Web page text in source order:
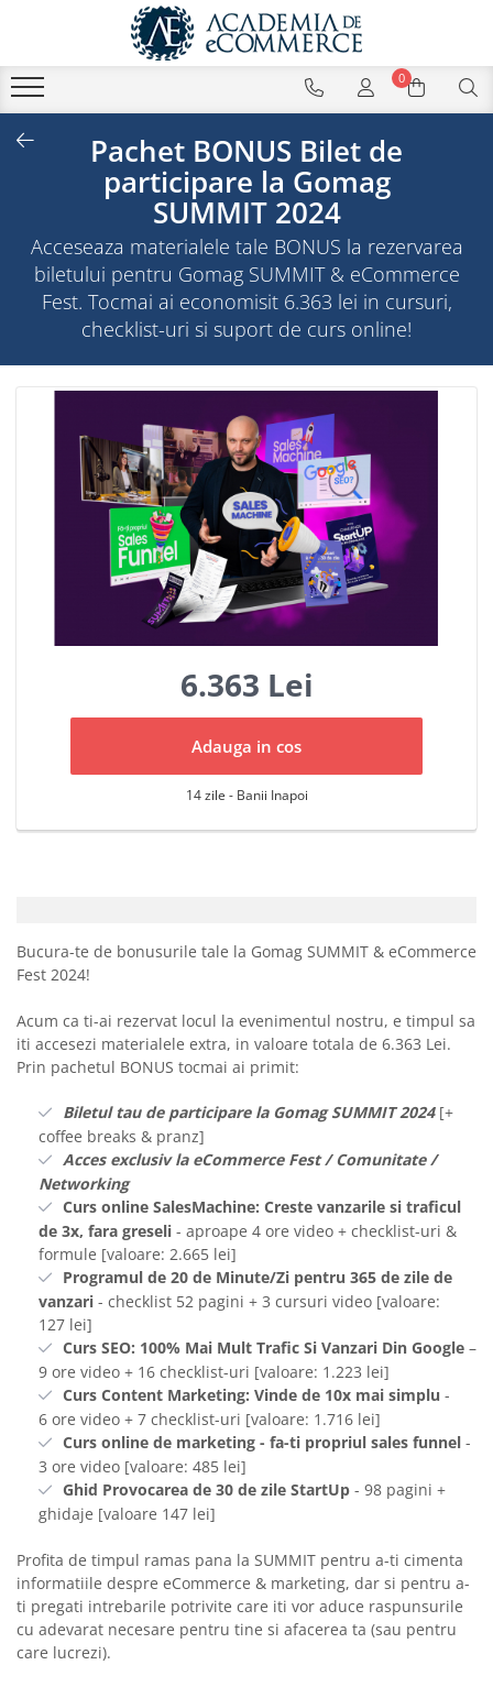
0
Pachet BONUS Bilet de
participare la Gomag
SUMMIT 2024
Acceseaza materialele tale BONUS la rezervarea
biletului pentru Gomag SUMMIT & eCommerce
Fest. Tocmai ai economisit 6.363 lei in cursuri,
checklist-uri si suport de curs online!
6.363 Lei
Adauga in cos
14 zile - Banii Inapoi
Bucura-te de bonusurile tale la Gomag SUMMIT & eCommerce
Fest 2024!
Acum ca ti-ai rezervat locul la evenimentul nostru, e timpul sa
iti accesezi materialele extra, in valoare totala de 6.363 Lei.
Prin pachetul BONUS tocmai ai primit:
Biletul tau de participare la Gomag SUMMIT 2024[+
coffee breaks & pranz]
Acces exclusiv la eCommerce Fest / Comunitate /
Networking
Curs online SalesMachine: Creste vanzarile si traficul
de 3x, fara greseli - aproape 4 ore video + checklist-uri &
formule [valoare: 2.665 lei]
Programul de 20 de Minute/Zi pentru 365 de zile de
vanzari - checklist 52 pagini + 3 cursuri video [valoare:
127 lei]
Curs SEO: 100% Mai Mult Trafic Si Vanzari Din Google –
9 ore video + 16 checklist-uri [valoare: 1.223 lei]
Curs Content Marketing: Vinde de 10x mai simplu -
6 ore video + 7 checklist-uri [valoare: 1.716 lei]
Curs online de marketing - fa-ti propriul sales funnel -
3 ore video [valoare: 485 lei]
Ghid Provocarea de 30 de zile StartUp - 98 pagini +
ghidaje [valoare 147 lei]
Profita de timpul ramas pana la SUMMIT pentru a-ti cimenta
informatiile despre eCommerce & marketing, dar si pentru a-
ti pregati intrebarile potrivite care iti vor aduce raspunsurile
cu adevarat necesare pentru tine si afacerea ta (sau pentru
care lucrezi).